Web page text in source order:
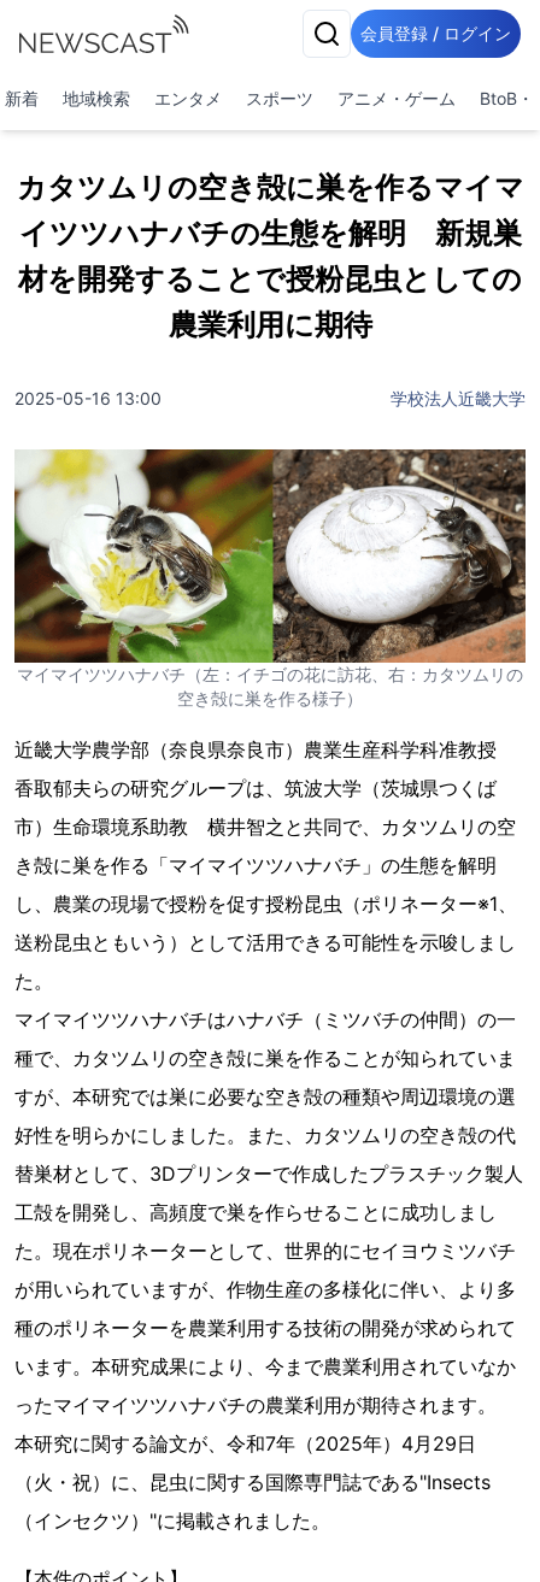
会員登録 / ログイン
新着 地域検索 エンタメ スポーツ アニメ・ゲーム BtoB・
カタツムリの空き殻に巣を作るマイマ
イツツハナバチの生態を解明 新規巣
材を開発することで授粉昆虫としての
農業利用に期待
2025-05-16 13:00 学校法人近畿大学
マイマイツツハナバチ（左：イチゴの花に訪花、右：カタツムリの
空き殻に巣を作る様子）
近畿大学農学部（奈良県奈良市）農業生産科学科准教授
香取郁夫らの研究グループは、筑波大学（茨城県つくば
市）生命環境系助教 横井智之と共同で、カタツムリの空
き殻に巣を作る「マイマイツツハナバチ」の生態を解明
し、農業の現場で授粉を促す授粉昆虫（ポリネーター※1、
送粉昆虫ともいう）として活用できる可能性を示唆しまし
た。
マイマイツツハナバチはハナバチ（ミツバチの仲間）の一
種で、カタツムリの空き殻に巣を作ることが知られていま
すが、本研究では巣に必要な空き殻の種類や周辺環境の選
好性を明らかにしました。また、カタツムリの空き殻の代
替巣材として、3Dプリンターで作成したプラスチック製人
工殻を開発し、高頻度で巣を作らせることに成功しまし
た。現在ポリネーターとして、世界的にセイヨウミツバチ
が用いられていますが、作物生産の多様化に伴い、より多
種のポリネーターを農業利用する技術の開発が求められて
います。本研究成果により、今まで農業利用されていなか
ったマイマイツツハナバチの農業利用が期待されます。
本研究に関する論文が、令和7年（2025年）4月29日
（火・祝）に、昆虫に関する国際専門誌である"Insects
（インセクツ）"に掲載されました。